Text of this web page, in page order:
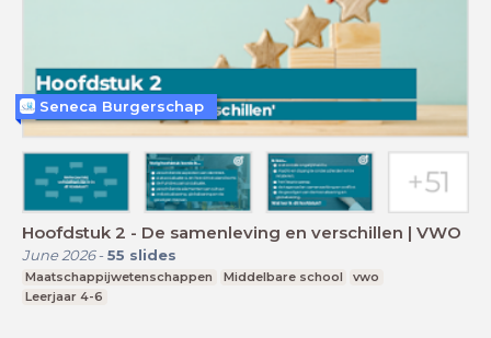
Hoofdstuk 2 - De samenleving en verschillen | VWO
June 2026- 55 slides
Maatschappijwetenschappen Middelbare school
vwo
Leerjaar 4-6
Seneca Burgerschap